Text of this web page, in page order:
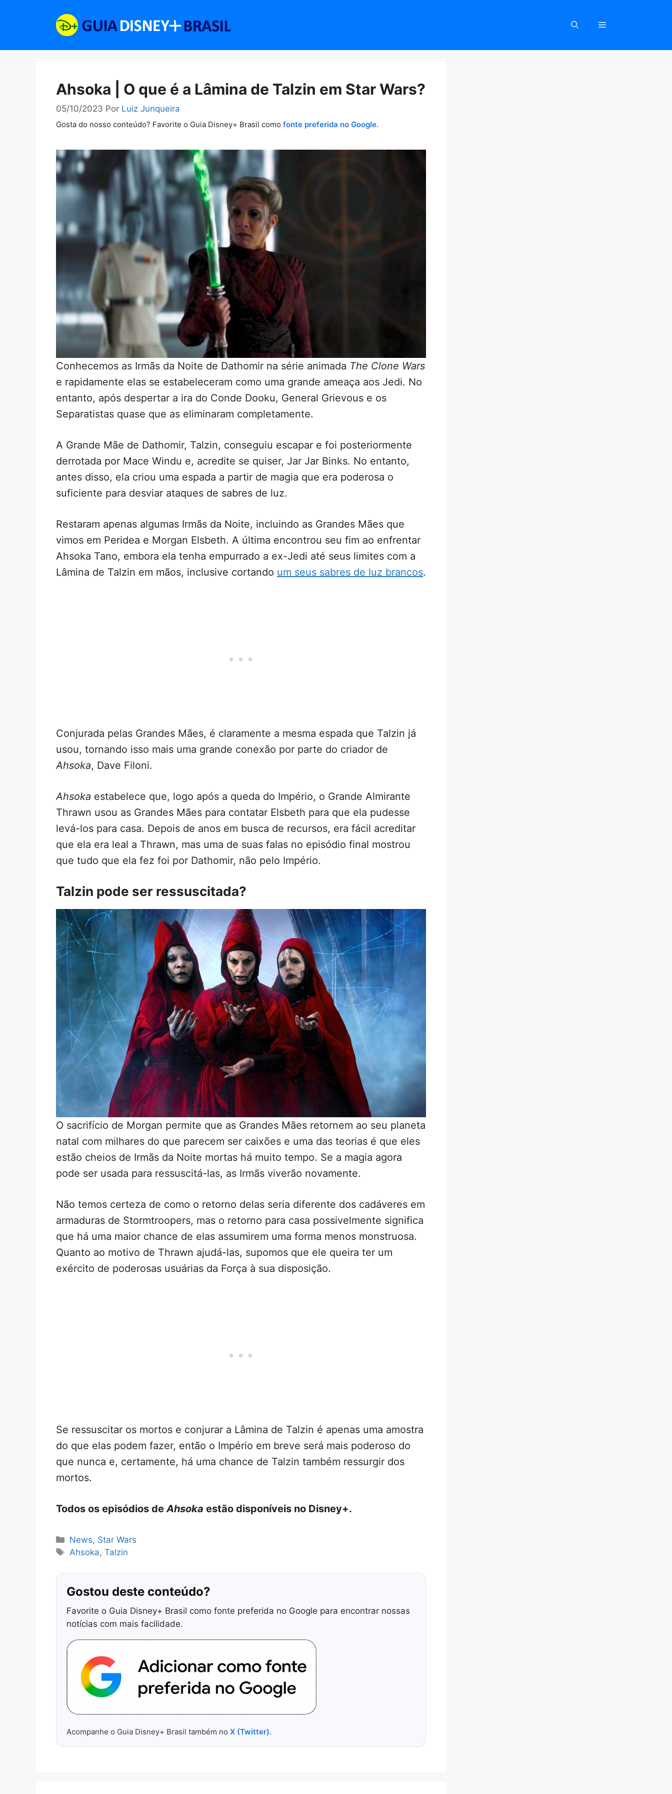
Ahsoka | O que é a Lâmina de Talzin em Star Wars?
05/10/2023 Por Luiz Junqueira
Gosta do nosso conteúdo? Favorite o Guia Disney+ Brasil como fonte preferida no Google.
Conhecemos as Irmãs da Noite de Dathomir na série animada The Clone Wars
e rapidamente elas se estabeleceram como uma grande ameaça aos Jedi. No
entanto, após despertar a ira do Conde Dooku, General Grievous e os
Separatistas quase que as eliminaram completamente.
A Grande Mãe de Dathomir, Talzin, conseguiu escapar e foi posteriormente
derrotada por Mace Windu e, acredite se quiser, Jar Jar Binks. No entanto,
antes disso, ela criou uma espada a partir de magia que era poderosa o
suficiente para desviar ataques de sabres de luz.
Restaram apenas algumas Irmãs da Noite, incluindo as Grandes Mães que
vimos em Peridea e Morgan Elsbeth. A última encontrou seu fim ao enfrentar
Ahsoka Tano, embora ela tenha empurrado a ex-Jedi até seus limites com a
Lâmina de Talzin em mãos, inclusive cortando um seus sabres de luz brancos.
Conjurada pelas Grandes Mães, é claramente a mesma espada que Talzin já
usou, tornando isso mais uma grande conexão por parte do criador de
Ahsoka, Dave Filoni.
Ahsoka estabelece que, logo após a queda do Império, o Grande Almirante
Thrawn usou as Grandes Mães para contatar Elsbeth para que ela pudesse
levá-los para casa. Depois de anos em busca de recursos, era fácil acreditar
que ela era leal a Thrawn, mas uma de suas falas no episódio final mostrou
que tudo que ela fez foi por Dathomir, não pelo Império.
Talzin pode ser ressuscitada?
O sacrifício de Morgan permite que as Grandes Mães retornem ao seu planeta
natal com milhares do que parecem ser caixões e uma das teorias é que eles
estão cheios de Irmãs da Noite mortas há muito tempo. Se a magia agora
pode ser usada para ressuscitá-las, as Irmãs viverão novamente.
Não temos certeza de como o retorno delas seria diferente dos cadáveres em
armaduras de Stormtroopers, mas o retorno para casa possivelmente significa
que há uma maior chance de elas assumirem uma forma menos monstruosa.
Quanto ao motivo de Thrawn ajudá-las, supomos que ele queira ter um
exército de poderosas usuárias da Força à sua disposição.
Se ressuscitar os mortos e conjurar a Lâmina de Talzin é apenas uma amostra
do que elas podem fazer, então o Império em breve será mais poderoso do
que nunca e, certamente, há uma chance de Talzin também ressurgir dos
mortos.
Todos os episódios de Ahsoka estão disponíveis no Disney+.
Categorias
News, Star Wars
Tags
Ahsoka,Talzin
Gostou deste conteúdo?
Favorite o Guia Disney+ Brasil como fonte preferida no Google para encontrar nossas
notícias com mais facilidade.
Acompanhe o Guia Disney+ Brasil também no X (Twitter).